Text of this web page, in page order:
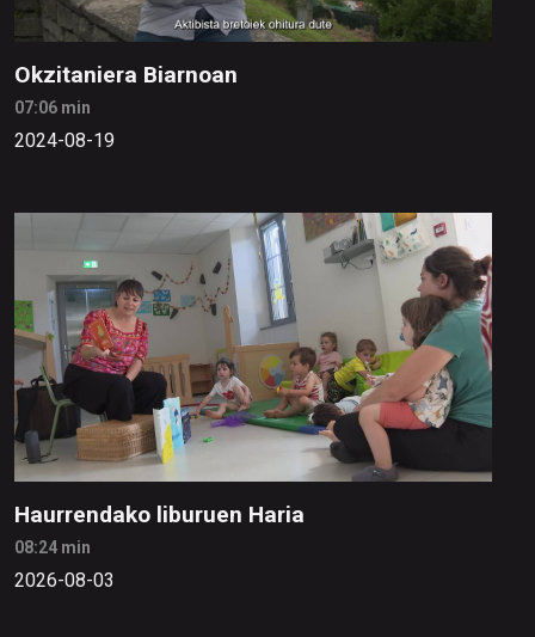
Okzitaniera Biarnoan
07:06 min
2024-08-19
Haurrendako liburuen Haria
08:24 min
2026-08-03